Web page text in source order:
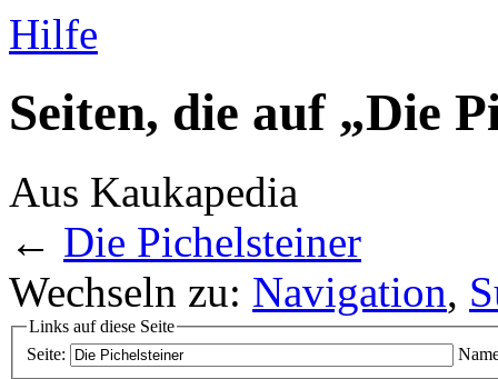
Hilfe
Seiten, die auf „Die
Aus Kaukapedia
← Die Pichelsteiner
Wechseln zu: Navigation,
Links auf diese Seite
Seite: